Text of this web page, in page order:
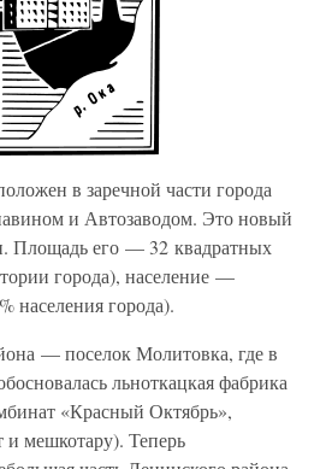
в заречной части города
и Автозаводом. Это новый
Площадь его — 32 квадратных
города), население —
населения города).
— поселок Молитовка, где в
льноткацкая фабрика
«Красный Октябрь»,
мешкотару). Теперь